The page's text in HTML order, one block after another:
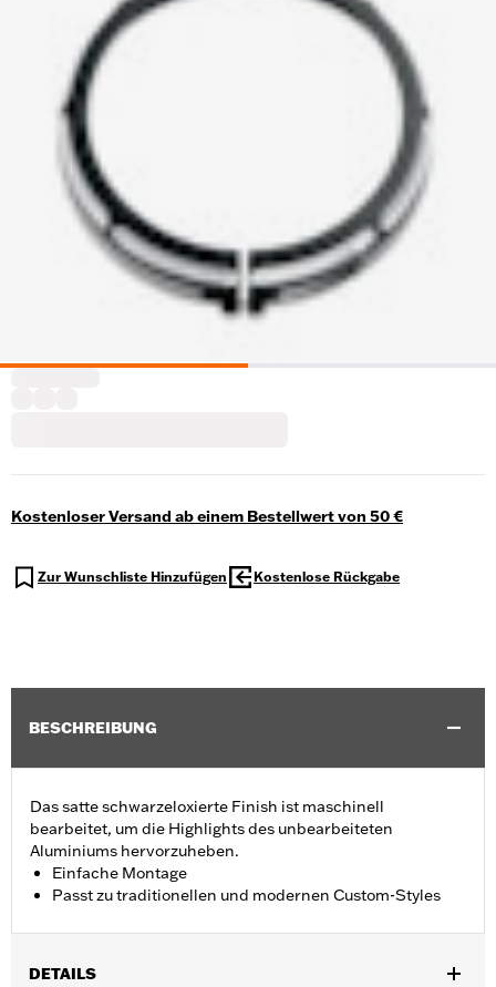
Kostenloser Versand ab einem Bestellwert von 50 €
Zur Wunschliste Hinzufügen Kostenlose Rückgabe
BESCHREIBUNG
Das satte schwarzeloxierte Finish ist maschinell
bearbeitet, um die Highlights des unbearbeiteten
Aluminiums hervorzuheben.
Einfache Montage
Passt zu traditionellen und modernen Custom-Styles
DETAILS